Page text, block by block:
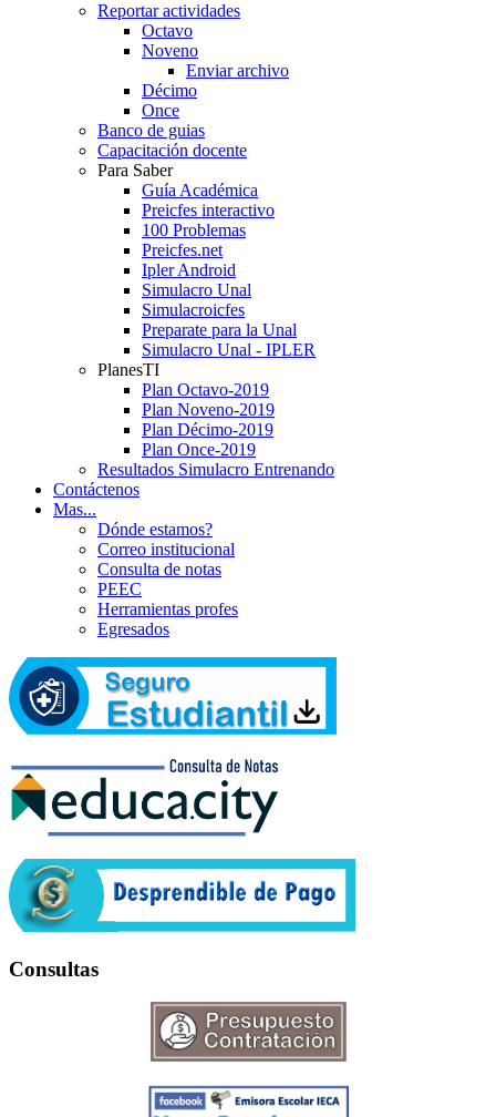
Reportar actividades
Octavo
Noveno
Enviar archivo
Décimo
Once
Banco de guias
Capacitación docente
Para Saber
Guía Académica
Preicfes interactivo
100 Problemas
Preicfes.net
Ipler Android
Simulacro Unal
Simulacroicfes
Preparate para la Unal
Simulacro Unal - IPLER
PlanesTI
Plan Octavo-2019
Plan Noveno-2019
Plan Décimo-2019
Plan Once-2019
Resultados Simulacro Entrenando
Contáctenos
Mas...
Dónde estamos?
Correo institucional
Consulta de notas
PEEC
Herramientas profes
Egresados
Consultas